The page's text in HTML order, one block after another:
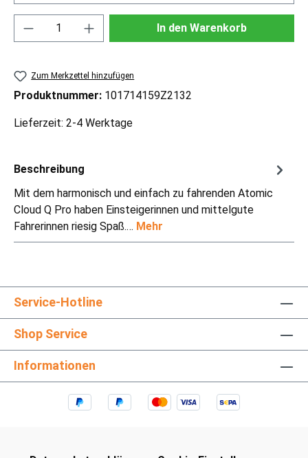
Produkt Anzahl: Gib den gewünschten
In den Warenkorb
Zum Merkzettel hinzufügen
Produktnummer: 101714159Z2132
Lieferzeit: 2-4 Werktage
Beschreibung
Mit dem harmonisch und einfach zu fahrenden Atomic
Cloud Q Pro haben Einsteigerinnen und mittelgute
Fahrerinnen riesig Spaß.… Mehr
Service-Hotline
Shop Service
Informationen